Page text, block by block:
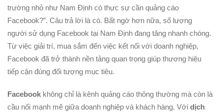
trường nhỏ như Nam Định có thực sự cần quảng cáo
Facebook?”. Câu trả lời là có. Bất ngờ hơn nữa, số lượng
người sử dụng Facebook tại Nam Định đang tăng nhanh chóng.
Từ việc giải trí, mua sắm đến việc kết nối với doanh nghiệp,
Facebook đã trở thành nền tảng quan trọng giúp thương hiệu
tiếp cận đúng đối tượng mục tiêu.
Facebook không chỉ là kênh quảng cáo thông thường mà còn là
cầu nối mạnh mẽ giữa doanh nghiệp và khách hàng. Với dịch